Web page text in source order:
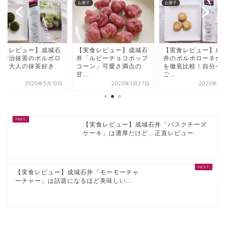
食レビュー】成城石
宇治抹茶のポルボロ
」大人の抹茶好き
2020年5月10日
お菓子
【実食レビュー】成城石
井「ルビーチョコポップ
コーン」可愛さ満点の
甘...
2020年1月27日
お菓子
【実食レビュー】成
井のポルボローネ全
を徹底比較！自分へ
ご...
2020年4
【実食レビュー】成城石井「バスクチーズ
ケーキ」は濃厚だけど…正直レビュー
【実食レビュー】成城石井「モーモーチャ
ーチャー」は話題になるほど美味しい...